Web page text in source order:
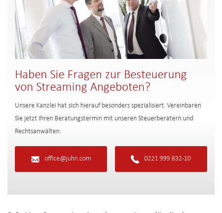
Haben Sie Fragen zur Besteuerung
von Streaming Angeboten?
Unsere Kanzlei hat sich hierauf besonders spezialisiert. Vereinbaren
Sie jetzt Ihren Beratungstermin mit unseren Steuerberatern und
Rechtsanwälten:
office@juhn.com 0221 999 832-10